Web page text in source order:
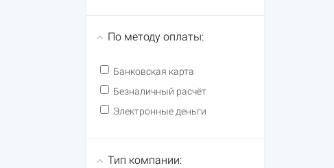
По методу оплаты:
Банковская карта
Безналичный расчёт
Электронные деньги
Тип компании: